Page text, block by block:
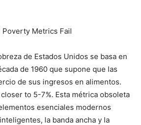
Metrics Fail
de Estados Unidos se basa en
de 1960 que supone que las
de sus ingresos en alimentos.
to 5-7%. Esta métrica obsoleta
esenciales modernos
la banda ancha y la